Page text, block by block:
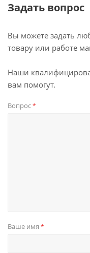
Задать вопрос
Вы можете задать
товару или работе
Наши
вам помогут.
Вопрос*
Ваше имя *